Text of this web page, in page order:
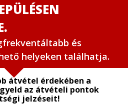
és
helyeken találhatja.